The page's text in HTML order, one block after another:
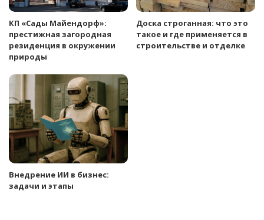
КП «Сады Майендорф»:
престижная загородная
резиденция в окружении
природы
Доска строганная: что это
такое и где применяется в
строительстве и отделке
Внедрение ИИ в бизнес:
задачи и этапы